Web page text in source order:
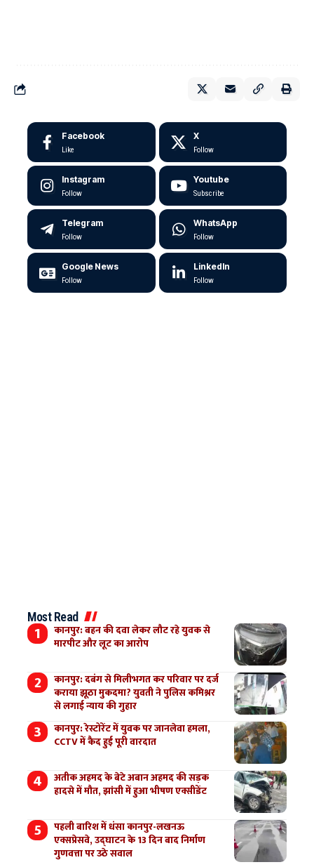
Facebook
Like
X
Follow
Instagram
Follow
Youtube
Subscribe
Telegram
Follow
WhatsApp
Follow
Google News
Follow
LinkedIn
Follow
Most Read
कानपुर: बहन की दवा लेकर लौट रहे युवक से
मारपीट और लूट का आरोप
कानपुर: दबंग से मिलीभगत कर परिवार पर दर्ज
कराया झूठा मुकदमा? युवती ने पुलिस कमिश्नर
से लगाई न्याय की गुहार
कानपुर: रेस्टोरेंट में युवक पर जानलेवा हमला,
CCTV में कैद हुई पूरी वारदात
अतीक अहमद के बेटे अबान अहमद की सड़क
हादसे में मौत, झांसी में हुआ भीषण एक्सीडेंट
पहली बारिश में धंसा कानपुर-लखनऊ
एक्सप्रेसवे, उद्घाटन के 13 दिन बाद निर्माण
गुणवत्ता पर उठे सवाल